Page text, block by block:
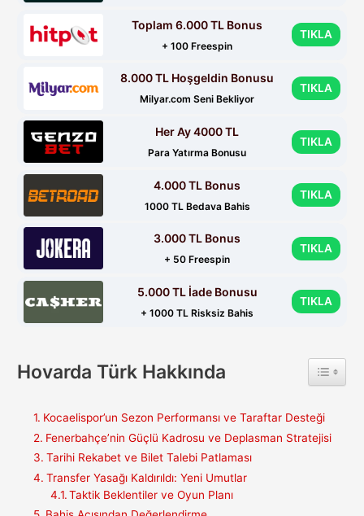
Toplam 6.000 TL Bonus
+ 100 Freespin
TIKLA
8.000 TL Hoşgeldin Bonusu
Milyar.com Seni Bekliyor
TIKLA
Her Ay 4000 TL
Para Yatırma Bonusu
TIKLA
4.000 TL Bonus
1000 TL Bedava Bahis
TIKLA
3.000 TL Bonus
+ 50 Freespin
TIKLA
5.000 TL İade Bonusu
+ 1000 TL Risksiz Bahis
TIKLA
Hovarda Türk Hakkında Toggle
Kocaelispor’un Sezon Performansı ve Taraftar Desteği
Fenerbahçe’nin Güçlü Kadrosu ve Deplasman Stratejisi
Tarihi Rekabet ve Bilet Talebi Patlaması
Transfer Yasağı Kaldırıldı: Yeni Umutlar
Taktik Beklentiler ve Oyun Planı